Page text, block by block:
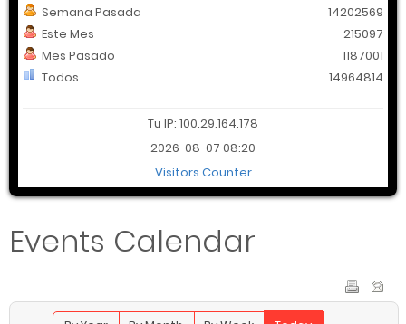
Semana Pasada
Este Mes
Mes Pasado
Todos
14202569
215097
1187001
14964814
Tu IP: 100.29.164.178
2026-08-07 08:20
Visitors Counter
Events Calendar